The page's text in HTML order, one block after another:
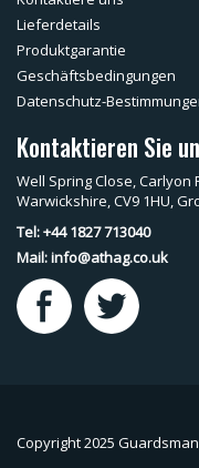
Lieferdetails
Produktgarantie
Geschäftsbedingungen
Datenschutz-
Kontaktieren Sie
Well Spring Close,
Warwickshire, CV9 1HU,
Tel: +44 1827 713040
Mail:info@athag.co.uk
Copyright 2025